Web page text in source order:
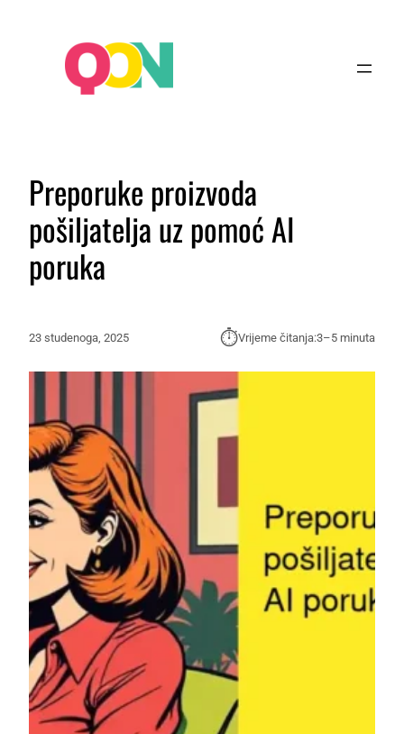
Preporuke proizvoda
pošiljatelja uz pomoć AI
poruka
23 studenoga, 2025 ⏱︎Vrijeme čitanja:3–5 minuta